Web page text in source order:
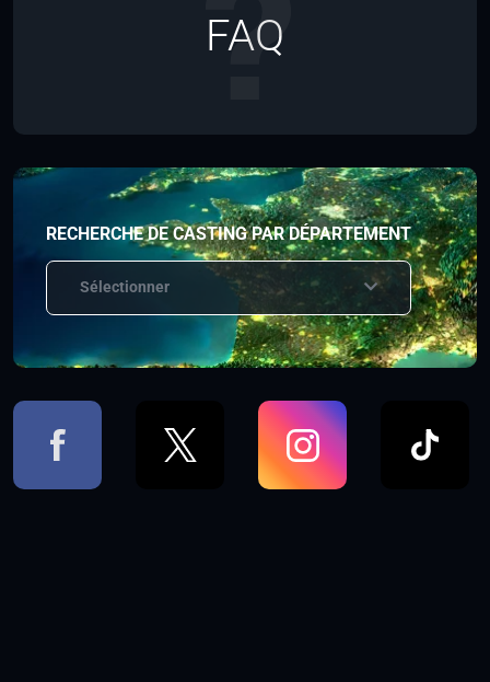
FAQ
RECHERCHE DE CASTING PAR DÉPARTEMENT
Sélectionner